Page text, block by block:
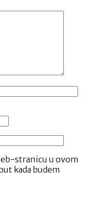
stranicu u ovom
kada budem